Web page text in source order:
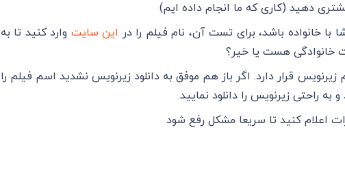
دهید (کاری که ما انجام داده ایم)
خانواده باشد، برای تست آن، نام فیلم را در این سایت وارد کنید تا به
خانوادگی هست یا خیر؟
قرار دارد. اگر باز هم موفق به دانلود زیرنویس نشدید اسم فیلم را
و به راحتی زیرنویس را دانلود نمایید.
اعلام کنید تا سریعا مشکل رفع شود